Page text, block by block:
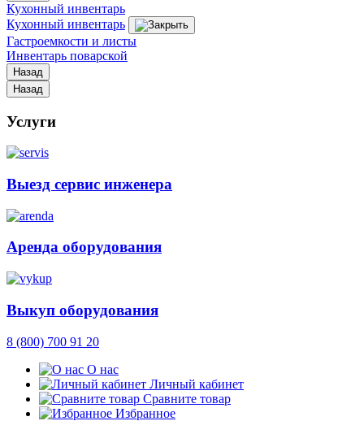
Кухонный инвентарь
Кухонный инвентарь
Гастроемкости и листы
Инвентарь поварской
Назад
Назад
Услуги
Выезд сервис инженера
Аренда оборудования
Выкуп оборудования
8 (800) 700 91 20
О нас
Личный кабинет
Сравните товар
Избранное